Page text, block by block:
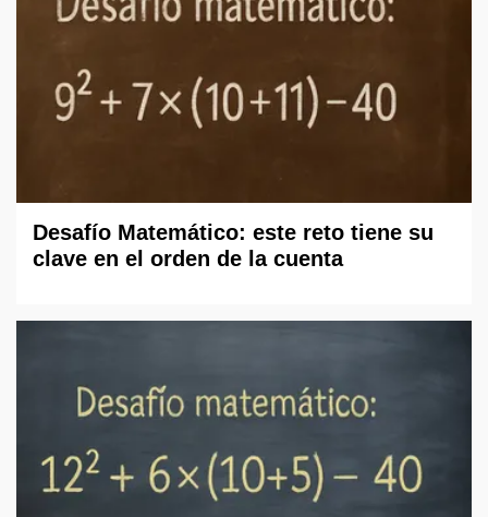
Desafío Matemático: este reto tiene su
clave en el orden de la cuenta